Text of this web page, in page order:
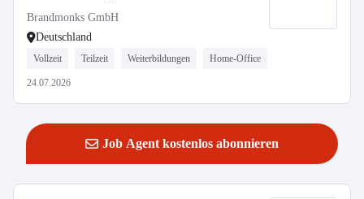
Brandmonks GmbH
Deutschland
Vollzeit Teilzeit Weiterbildungen Home-Office
24.07.2026
Job Agent kostenlos abonnieren